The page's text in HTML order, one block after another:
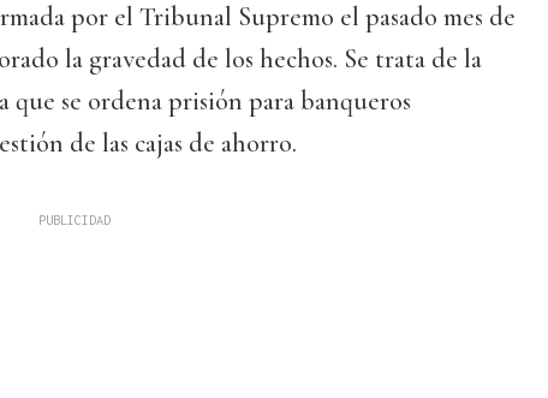
por el Tribunal Supremo el pasado mes de
la gravedad de los hechos. Se trata de la
que se ordena prisión para banqueros
de las cajas de ahorro.